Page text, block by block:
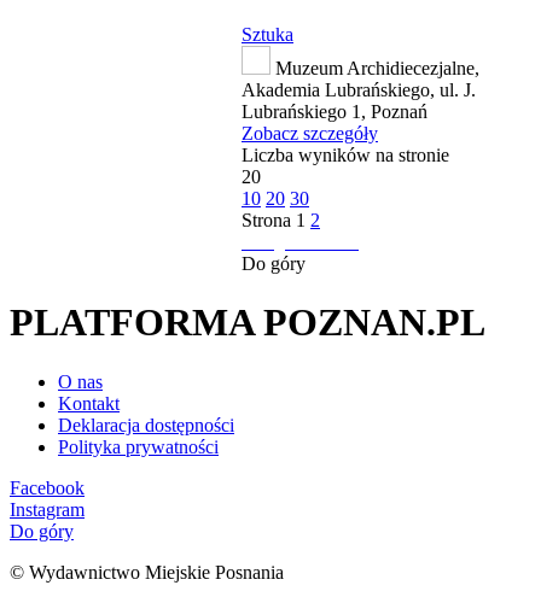
Sztuka
Muzeum Archidiecezjalne,
Akademia Lubrańskiego, ul. J.
Lubrańskiego 1, Poznań
Zobacz szczegóły
Liczba wyników na stronie
20
10 20 30
Strona 1 2
Do góry
PLATFORMA POZNAN.PL
O nas
Kontakt
Deklaracja dostępności
Polityka prywatności
Facebook
Instagram
Do góry
© Wydawnictwo Miejskie Posnania